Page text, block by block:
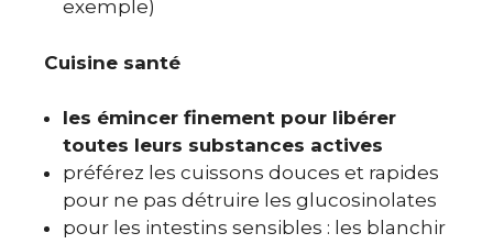
exemple)
Cuisine santé
les émincer finement pour libérer
toutes leurs substances actives
préférez les cuissons douces et rapides
pour ne pas détruire les glucosinolates
pour les intestins sensibles : les blanchir